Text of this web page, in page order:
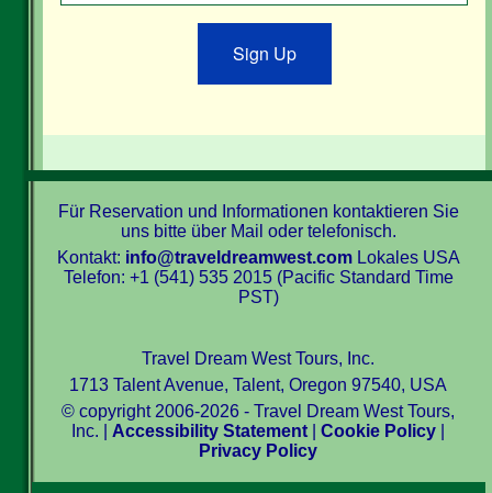
Sign Up
Für Reservation und Informationen kontaktieren Sie
uns bitte über Mail oder telefonisch.
Kontakt: info@traveldreamwest.comLokales USA
Telefon: +1 (541) 535 2015 (Pacific Standard Time
PST)
Travel Dream West Tours, Inc.
1713 Talent Avenue, Talent, Oregon 97540, USA
© copyright 2006-2026 - Travel Dream West Tours,
Inc. | Accessibility Statement |Cookie Policy
Privacy Policy